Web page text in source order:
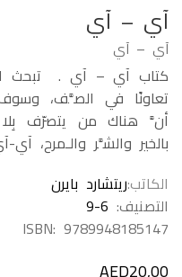
آي – آي
آي – آي
كتاب آي – آي . تبحث
تعاونًا في الصَّف، وسوف
أنَّ هناك من يتصرّف بِلا
بالخير والشَّر والـمرح،
الكاتبريتشارد بايرن
التصنيف: 9-6
ISBN:9789948185147